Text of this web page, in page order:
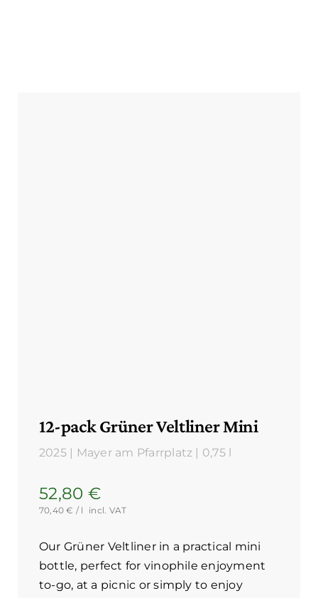
12-pack Grüner Veltliner Mini
2025| Mayer am Pfarrplatz | 0,75 l
52,80€
70,40€ / l incl. VAT
Our Grüner Veltliner in a practical mini
bottle, perfect for vinophile enjoyment
to-go, at a picnic or simply to enjoy